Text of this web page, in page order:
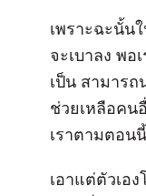
เพราะฉะนั้น
จะเบาลง พอ
เป็น สามาร
ช่วยเหลือคน
เราตามตอน
เอาแต่ตัวเอ